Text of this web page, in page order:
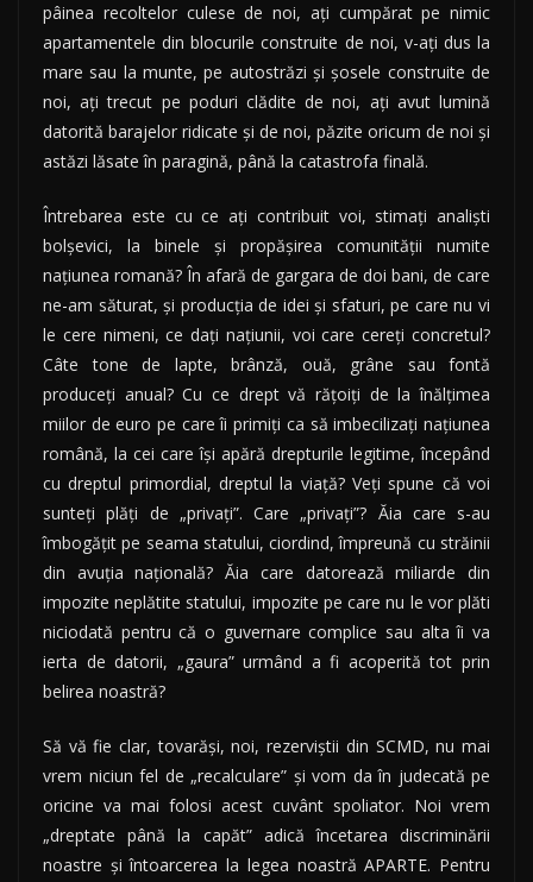
pâinea recoltelor culese de noi, aţi cumpărat pe nimic
apartamentele din blocurile construite de noi, v-aţi dus la
mare sau la munte, pe autostrăzi şi şosele construite de
noi, aţi trecut pe poduri clădite de noi, aţi avut lumină
datorită barajelor ridicate şi de noi, păzite oricum de noi şi
astăzi lăsate în paragină, până la catastrofa finală.
Întrebarea este cu ce aţi contribuit voi, stimaţi analişti
bolşevici, la binele şi propăşirea comunităţii numite
naţiunea romană? În afară de gargara de doi bani, de care
ne-am săturat, şi producţia de idei şi sfaturi, pe care nu vi
le cere nimeni, ce daţi naţiunii, voi care cereţi concretul?
Câte tone de lapte, brânză, ouă, grâne sau fontă
produceţi anual? Cu ce drept vă răţoiţi de la înălţimea
miilor de euro pe care îi primiţi ca să imbecilizaţi naţiunea
română, la cei care îşi apără drepturile legitime, începând
cu dreptul primordial, dreptul la viaţă? Veţi spune că voi
sunteţi plăţi de „privaţi”. Care „privaţi”? Ăia care s-au
îmbogăţit pe seama statului, ciordind, împreună cu străinii
din avuţia naţională? Ăia care datorează miliarde din
impozite neplătite statului, impozite pe care nu le vor plăti
niciodată pentru că o guvernare complice sau alta îi va
ierta de datorii, „gaura” urmând a fi acoperită tot prin
belirea noastră?
Să vă fie clar, tovarăşi, noi, rezerviştii din SCMD, nu mai
vrem niciun fel de „recalculare” şi vom da în judecată pe
oricine va mai folosi acest cuvânt spoliator. Noi vrem
„dreptate până la capăt” adică încetarea discriminării
noastre şi întoarcerea la legea noastră APARTE. Pentru